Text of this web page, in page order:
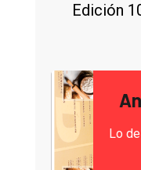
Edición
Lo